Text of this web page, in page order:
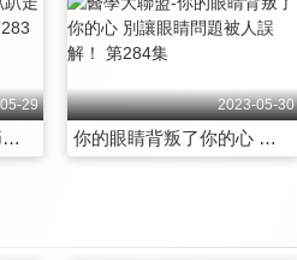
29
解封想要趴趴走 膝關節顧好才能走久久 第283集
2023-05-30
你的眼睛背叛了你的心 別讓眼睛問題被人誤解！ 第284集